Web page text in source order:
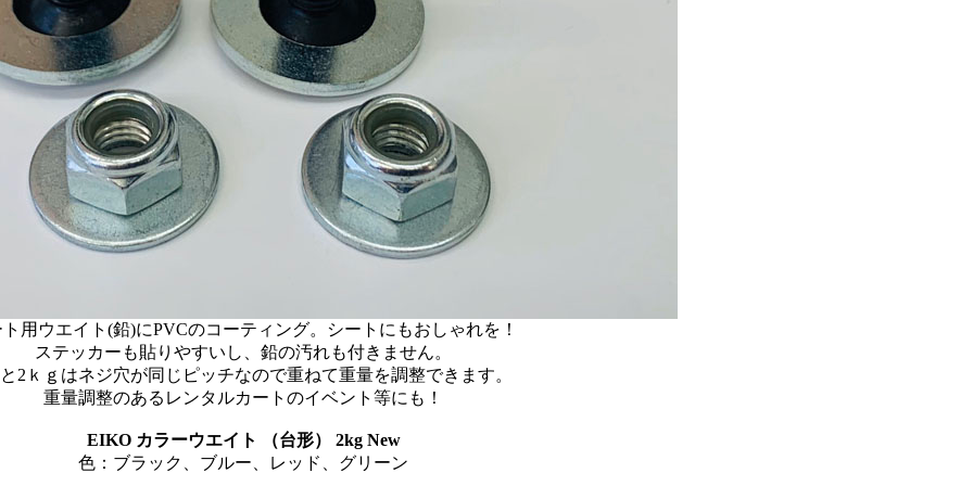
用ウエイト(鉛)にPVCのコーティング。シートにもおしゃれを！
ステッカーも貼りやすいし、鉛の汚れも付きません。
2ｋｇはネジ穴が同じピッチなので重ねて重量を調整できます。
重量調整のあるレンタルカートのイベント等にも！
EIKO カラーウエイト （台形） 2kg New
色：ブラック、ブルー、レッド、グリーン